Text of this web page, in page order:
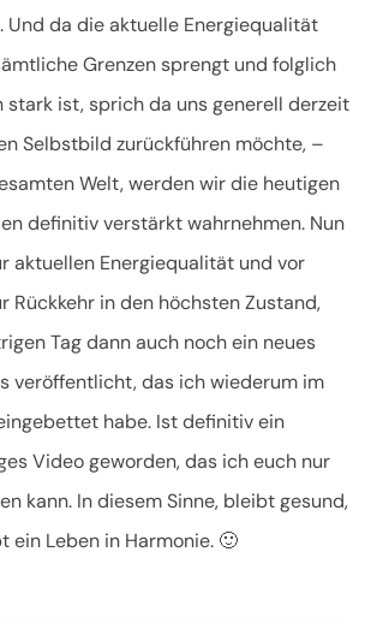
Und da die aktuelle Energiequalität
Grenzen sprengt und folglich
stark ist, sprich da uns generell derzeit
Selbstbild zurückführen möchte, –
Welt, werden wir die heutigen
definitiv verstärkt wahrnehmen. Nun
aktuellen Energiequalität und vor
Rückkehr in den höchsten Zustand,
Tag dann auch noch ein neues
veröffentlicht, das ich wiederum im
habe. Ist definitiv ein
Video geworden, das ich euch nur
kann. In diesem Sinne, bleibt gesund,
ein Leben in Harmonie. 🙂